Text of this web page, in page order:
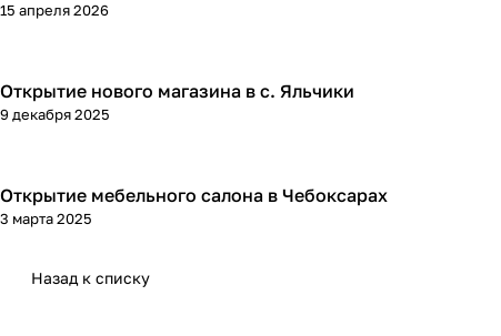
15 апреля 2026
Открытие нового магазина в с. Яльчики
9 декабря 2025
Открытие мебельного салона в Чебоксарах
3 марта 2025
Назад к списку